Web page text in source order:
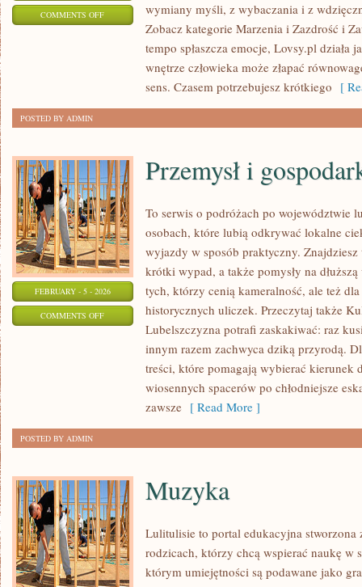
COMMENTS OFFON
wymiany myśli, z wybaczania i z
Zobacz kategorie Marzenia i Zazdrość i
tempo spłaszcza emocje, Lovsy.pl działa
wnętrze człowieka może złapać
sens. Czasem potrzebujesz krótkiego [
POSTED BY ADMIN
FEBRUARY - 5 - 2026
COMMENTS OFFON
PRZEMYSŁ
GOSPODARKA
Przemysł i
To serwis o podróżach po województwie
osobach, które lubią odkrywać lokalne
wyjazdy w sposób praktyczny.
krótki wypad, a także pomysły na
tych, którzy cenią kameralność, ale też
historycznych uliczek. Przeczytaj także
Lubelszczyzna potrafi zaskakiwać: raz
innym razem zachwyca dziką przyrodą.
treści, które pomagają wybierać kierunek
wiosennych spacerów po chłodniejsze
zawsze [ Read More ]
POSTED BY ADMIN
Muzyka
Lulitulisie to portal edukacyjna stworzona
rodzicach, którzy chcą wspierać naukę w
którym umiejętności są podawane jako